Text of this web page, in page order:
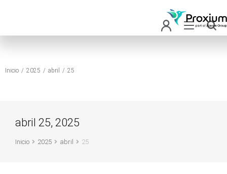
Estás aquí:
Inicio 2025 abril 25
abril 25, 2025
Estás aquí:
Inicio 2025 abril 25